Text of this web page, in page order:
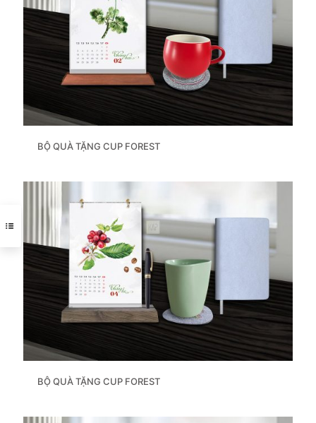
BỘ QUÀ TẶNG CUP FOREST
BỘ QUÀ TẶNG CUP FOREST